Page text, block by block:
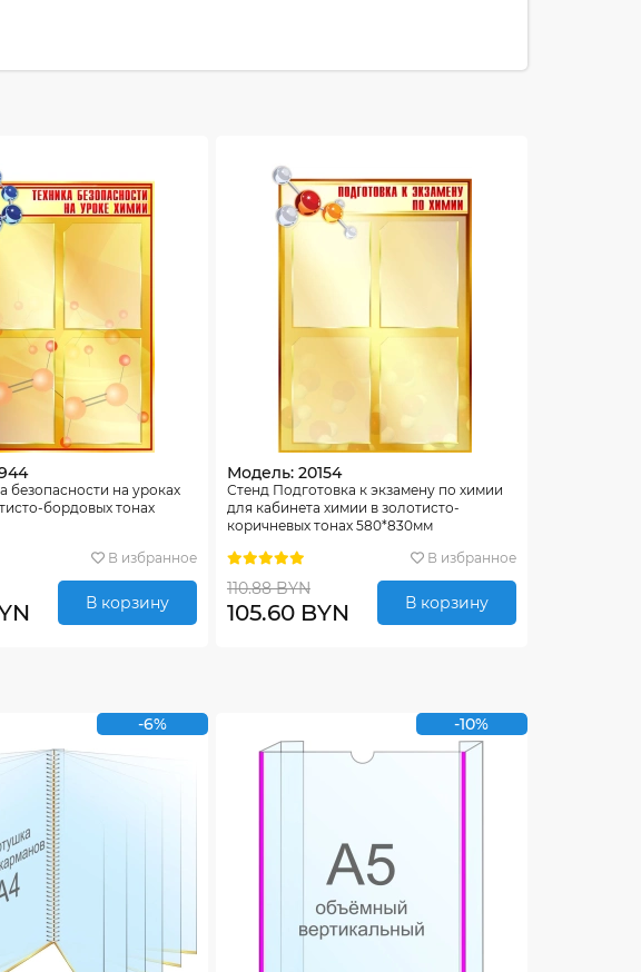
безопасности на уроках
бордовых тонах
В избранное
В корзину
Модель: 20154
Стенд Подготовка к экзамену по химии
для кабинета химии в золотисто-
коричневых тонах 580*830мм
В избранное
110.88 BYN
105.60 BYN В корзину
-6% -10%